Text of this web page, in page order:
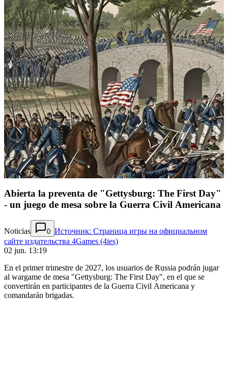
Abierta la preventa de "Gettysburg: The First Day"
- un juego de mesa sobre la Guerra Civil Americana
Noticias 0 Источник: Страница игры на официальном
сайте издательства 4Games (4ies)
02 jun. 13:19
En el primer trimestre de 2027, los usuarios de Russia podrán jugar
al wargame de mesa "Gettysburg: The First Day", en el que se
convertirán en participantes de la Guerra Civil Americana y
comandarán brigadas.